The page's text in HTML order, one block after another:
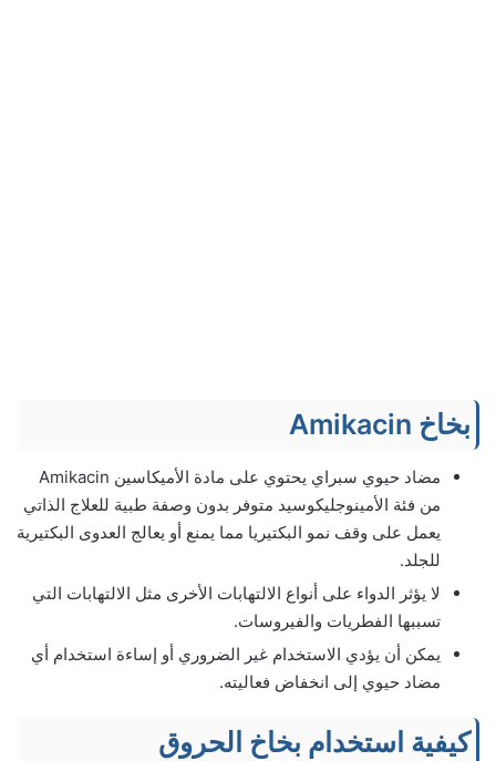
بخاخ Amikacin
مضاد حيوي سبراي يحتوي على مادة الأميكاسين Amikacin
من فئة الأمينوجليكوسيد متوفر بدون وصفة طبية للعلاج الذاتي
يعمل على وقف نمو البكتيريا مما يمنع أو يعالج العدوى البكتيرية
للجلد.
لا يؤثر الدواء على أنواع الالتهابات الأخرى مثل الالتهابات التي
تسببها الفطريات والفيروسات.
يمكن أن يؤدي الاستخدام غير الضروري أو إساءة استخدام أي
مضاد حيوي إلى انخفاض فعاليته.
كيفية استخدام بخاخ الحروق